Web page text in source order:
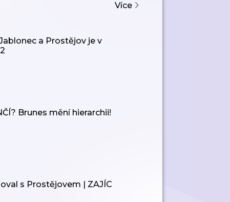
Více
a Prostějov je v
Brunes mění hierarchii!
s Prostějovem | ZAJÍC